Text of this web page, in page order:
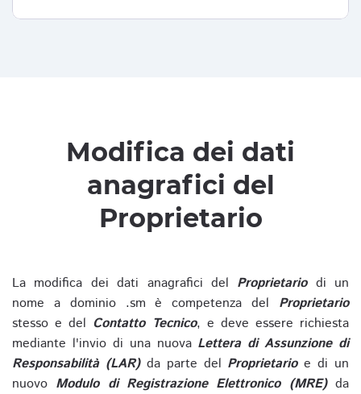
Modifica dei dati
anagrafici del
Proprietario
La modifica dei dati anagrafici del Proprietariodi un
nome a dominio .sm è competenza del Proprietario
stesso e del Contatto Tecnico, e deve essere richiesta
mediante l'invio di una nuova Lettera di Assunzione di
Responsabilità (LAR)da parte del Proprietarioe di un
nuovo Modulo di Registrazione Elettronico (MRE)da